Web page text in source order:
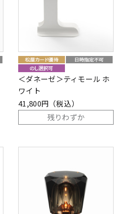
＜ダネーゼ＞ティモール ホ
ワイト
41,800円（税込）
残りわずか